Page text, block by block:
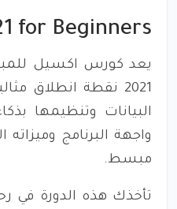
for Beginners
يعد كورس اكسيل
2021 نقطة انطلاق
البيانات وتنظيمها
واجهة البرنامج
مبسط.
تأخذك هذه الدورة في